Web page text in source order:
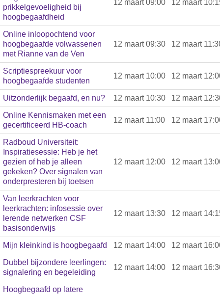
prikkelgevoeligheid bij
hoogbegaafdheid
12 maart 09:00 12 maart
Online inloopochtend voor
hoogbegaafde volwassenen
met Rianne van de Ven
12 maart 09:30 12 maart
Scriptiespreekuur voor
hoogbegaafde studenten
12 maart 10:00 12 maart
Uitzonderlijk begaafd, en nu? 12 maart 10:30 12 maart
Online Kennismaken met een
gecertificeerd HB-coach
12 maart 11:00 12 maart
Radboud Universiteit:
Inspiratiesessie: Heb je het
gezien of heb je alleen
gekeken? Over signalen van
onderpresteren bij toetsen
12 maart 12:00 12 maart
Van leerkrachten voor
leerkrachten: infosessie over
lerende netwerken CSF
basisonderwijs
12 maart 13:30 12 maart
Mijn kleinkind is hoogbegaafd 12 maart 14:00 12 maart
Dubbel bijzondere leerlingen:
signalering en begeleiding
12 maart 14:00 12 maart
Hoogbegaafd op latere